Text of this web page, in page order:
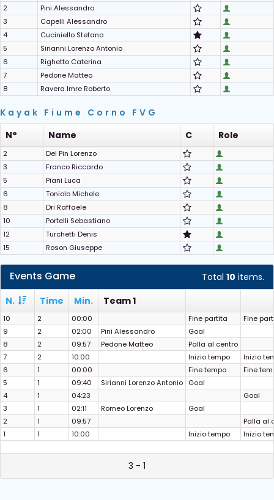
2
Pini Alessandro
3
Capelli Alessandro
4
Cuciniello Stefano
5
Sirianni Lorenzo Antonio
6
Righetto Caterina
7
Pedone Matteo
8
Ravera Imre Roberto
Kayak Fiume Corno FVG
N°
Name C Role
2
Del Pin Lorenzo
3
Franco Riccardo
5
Piani Luca
6
Toniolo Michele
8
Dri Raffaele
10
Portelli Sebastiano
12
Turchetti Denis
15
Roson Giuseppe
Total 10 items.
Events Game
N. Time Min. Team 1
10 2 00:00 Fine partita
Fine
9
2 02:00 Pini Alessandro
Goal
8
2 09:57 Pedone Matteo
Palla al centro
7
2 10:00 Inizio tempo
Inizio
6
1 00:00 Fine tempo
Fine
5
1 09:40 Sirianni Lorenzo Antonio
Goal
4
1 04:23
Goal
3
1 02:11 Romeo Lorenzo
Goal
2
1 09:57
Palla al
1
1 10:00 Inizio tempo Inizio
3 - 1